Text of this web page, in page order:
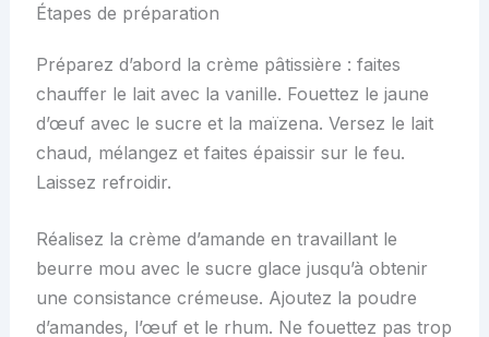
Étapes de préparation
Préparez d’abord la crème pâtissière : faites
chauffer le lait avec la vanille. Fouettez le jaune
d’œuf avec le sucre et la maïzena. Versez le lait
chaud, mélangez et faites épaissir sur le feu.
Laissez refroidir.
Réalisez la crème d’amande en travaillant le
beurre mou avec le sucre glace jusqu’à obtenir
une consistance crémeuse. Ajoutez la poudre
d’amandes, l’œuf et le rhum. Ne fouettez pas trop